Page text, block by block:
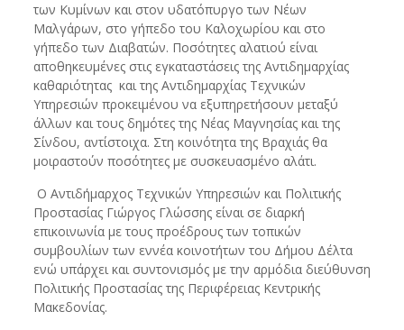
των Κυμίνων και στον υδατόπυργο των Νέων
Μαλγάρων, στο γήπεδο του Καλοχωρίου και στο
γήπεδο των Διαβατών. Ποσότητες αλατιού είναι
αποθηκευμένες στις εγκαταστάσεις της Αντιδημαρχίας
καθαριότητας και της Αντιδημαρχίας Τεχνικών
Υπηρεσιών προκειμένου να εξυπηρετήσουν μεταξύ
άλλων και τους δημότες της Νέας Μαγνησίας και της
Σίνδου, αντίστοιχα. Στη κοινότητα της Βραχιάς θα
μοιραστούν ποσότητες με συσκευασμένο αλάτι.
O Αντιδήμαρχος Τεχνικών Υπηρεσιών και Πολιτικής
Προστασίας Γιώργος Γλώσσης είναι σε διαρκή
επικοινωνία με τους προέδρους των τοπικών
συμβουλίων των εννέα κοινοτήτων του Δήμου Δέλτα
ενώ υπάρχει και συντονισμός με την αρμόδια διεύθυνση
Πολιτικής Προστασίας της Περιφέρειας Κεντρικής
Μακεδονίας.